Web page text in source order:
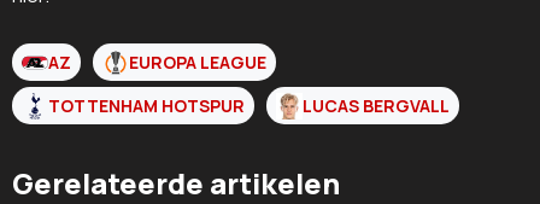
AZ
EUROPA LEAGUE
TOTTENHAM HOTSPUR
LUCAS BERGVALL
Gerelateerde artikelen